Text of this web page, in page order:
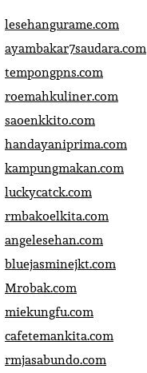
lesehangurame.com
ayambakar7saudara.com
tempongpns.com
roemahkuliner.com
saoenkkito.com
handayaniprima.com
kampungmakan.com
luckycatck.com
rmbakoelkita.com
angelesehan.com
bluejasminejkt.com
Mrobak.com
miekungfu.com
cafetemankita.com
rmjasabundo.com